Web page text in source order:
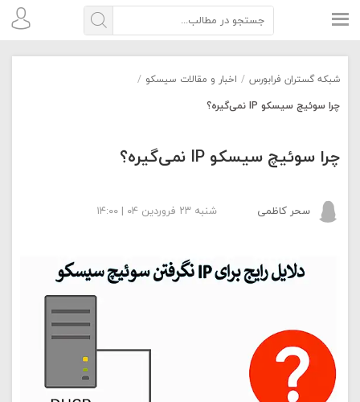
شبکه گستران فرابورس / اخبار و مقالات سیسکو /
چرا سوئیچ سیسکو IP نمی‌گیره؟
چرا سوئیچ سیسکو IP نمی‌گیره؟
سحر کاظمی شنبه ۲۳ فروردین ۰۴ | ۱۴:۰۰